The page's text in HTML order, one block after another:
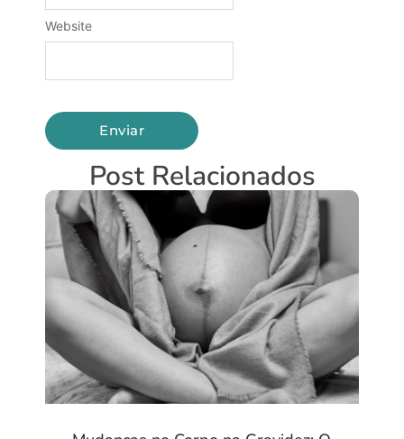
Website
Post Relacionados